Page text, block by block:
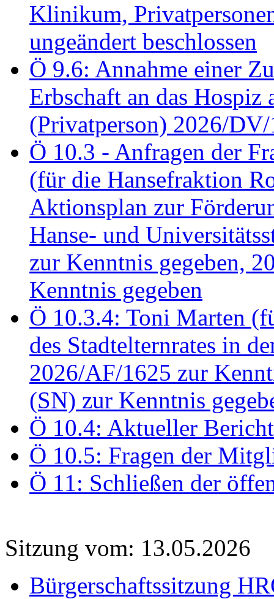
Klinikum,
ungeändert beschlossen
Ö 9.6: Annahme einer
Erbschaft an das
(Privatperson) 2026/DV/
Ö 10.3 - Anfragen der
(für die Hansefraktion
Aktionsplan zur
Hanse- und
zur Kenntnis gegeben,
Kenntnis gegeben
Ö 10.3.4: Toni Marten
des Stadtelternrates in
2026/AF/1625 zur
(SN) zur Kenntnis
Ö 10.4: Aktueller
Ö 10.5: Fragen der
Ö 11: Schließen der
Sitzung vom: 13.05.2026
Bürgerschaftssitzung